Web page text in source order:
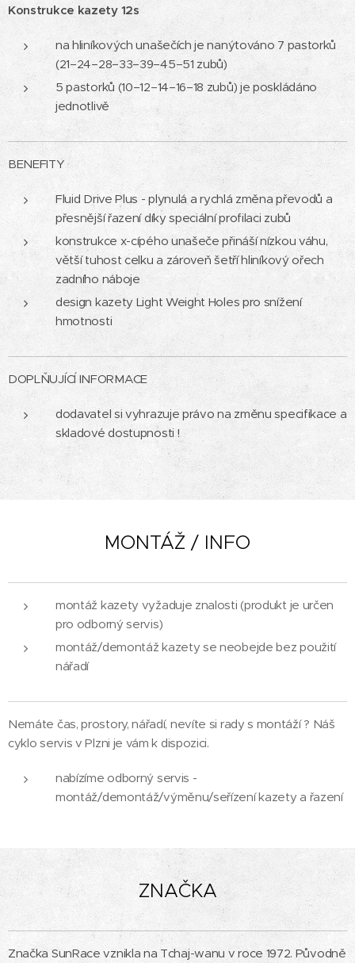
Konstrukce kazety 12s
na hliníkových unašečích je nanýtováno 7 pastorků
(21–24–28–33–39–45–51 zubů)
5 pastorků (10–12–14–16–18 zubů) je poskládáno
jednotlivě
BENEFITY
Fluid Drive Plus - plynulá a rychlá změna převodů a
přesnější řazení díky speciální profilaci zubů
konstrukce x-cípého unašeče přináší nízkou váhu,
větší tuhost celku a zároveň šetří hliníkový ořech
zadního náboje
design kazety Light Weight Holes pro snížení
hmotnosti
DOPLŇUJÍCÍ INFORMACE
dodavatel si vyhrazuje právo na změnu specifikace a
skladové dostupnosti !
MONTÁŽ / INFO
montáž kazety vyžaduje znalosti (produkt je určen
pro odborný servis)
montáž/demontáž kazety se neobejde bez použití
nářadí
Nemáte čas, prostory, nářadí, nevíte si rady s montáží ? Náš
cyklo servis v Plzni je vám k dispozici.
nabízíme odborný servis -
montáž/demontáž/výměnu/seřízení kazety a řazení
ZNAČKA
Značka SunRace vznikla na Tchaj-wanu v roce 1972. Původně